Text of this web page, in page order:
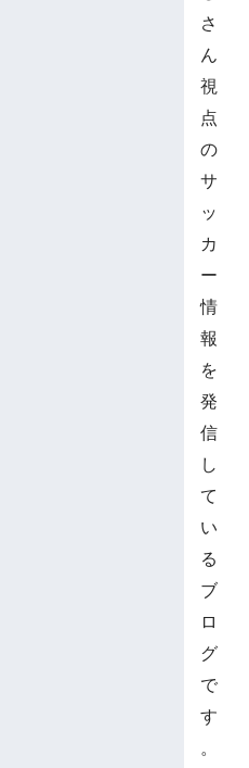
さ
ん
視
点
の
サ
ッ
カ
ー
情
報
を
発
信
し
て
い
る
ブ
ロ
グ
で
す
。